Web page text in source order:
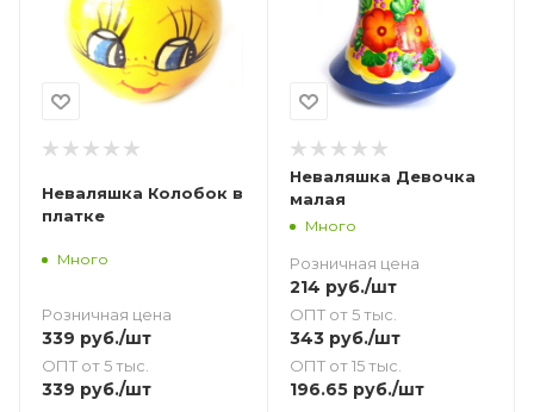
Неваляшка Колобок в
платке
Много
Розничная цена
339 руб./шт
ОПТ от 5 тыс.
339 руб./шт
Неваляшка Девочка
малая
Много
Розничная цена
214 руб./шт
ОПТ от 5 тыс.
343руб./шт
ОПТ от 15 тыс.
196.65руб./шт